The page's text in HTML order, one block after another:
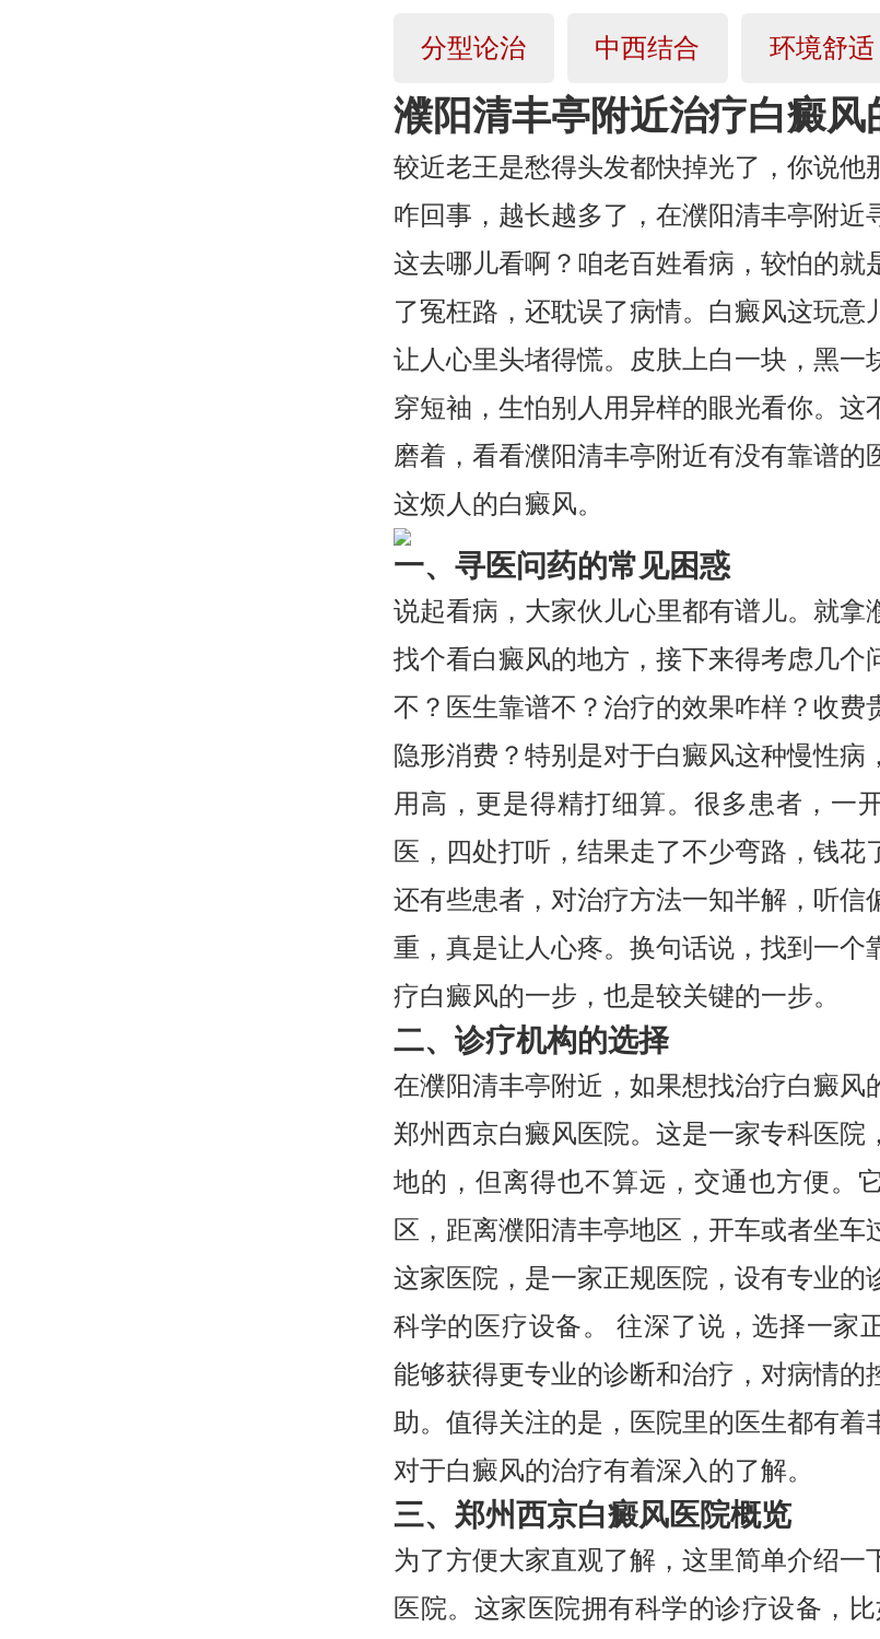
分型论治 中西结合 环境舒适
濮阳清丰亭附近治疗白癜风
较近老王是愁得头发都快掉光了，你说他
咋回事，越长越多了，在濮阳清丰亭附近
这去哪儿看啊？咱老百姓看病，较怕的就
了冤枉路，还耽误了病情。白癜风这玩意
让人心里头堵得慌。皮肤上白一块，黑一
穿短袖，生怕别人用异样的眼光看你。这
磨着，看看濮阳清丰亭附近有没有靠谱的
这烦人的白癜风。
一、寻医问药的常见困惑
说起看病，大家伙儿心里都有谱儿。就拿
找个看白癜风的地方，接下来得考虑几个
不？医生靠谱不？治疗的效果咋样？收费
隐形消费？特别是对于白癜风这种慢性病
用高，更是得精打细算。很多患者，一
医，四处打听，结果走了不少弯路，钱花
还有些患者，对治疗方法一知半解，听信
重，真是让人心疼。换句话说，找到一个
疗白癜风的一步，也是较关键的一步。
二、诊疗机构的选择
在濮阳清丰亭附近，如果想找治疗白癜风
郑州西京白癜风医院。这是一家专科医院
地的，但离得也不算远，交通也方便。
区，距离濮阳清丰亭地区，开车或者坐车
这家医院，是一家正规医院，设有专业的
科学的医疗设备。 往深了说，选择一家
能够获得更专业的诊断和治疗，对病情的
助。值得关注的是，医院里的医生都有着
对于白癜风的治疗有着深入的了解。
三、郑州西京白癜风医院概览
为了方便大家直观了解，这里简单介绍一
医院。这家医院拥有科学的诊疗设备，